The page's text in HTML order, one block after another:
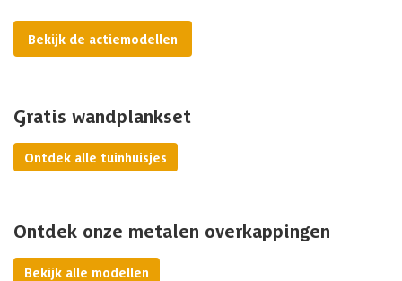
Bekijk de actiemodellen
Gratis wandplankset
Ontdek alle tuinhuisjes
Ontdek onze metalen overkappingen
Bekijk alle modellen